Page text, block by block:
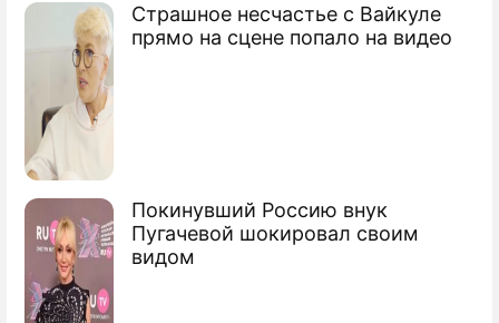
Страшное несчастье с Вайкуле
прямо на сцене попало на видео
Покинувший Россию внук
Пугачевой шокировал своим
видом
Уехала от плохих воспоминаний:
бывшая жена Джигарханяна готовится к
новоселью
Джигарханян
актер, худрук театра